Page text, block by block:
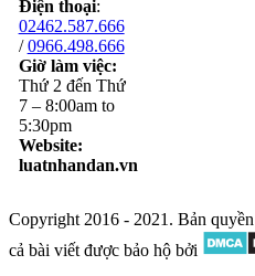
Điện thoại:
02462.587.666
/0966.498.666
Giờ làm việc:
Thứ 2 đến Thứ
7 – 8:00am to
5:30pm
Website:
luatnhandan.vn
Copyright 2016 - 2021. Bản
cả bài viết được bảo hộ bởi